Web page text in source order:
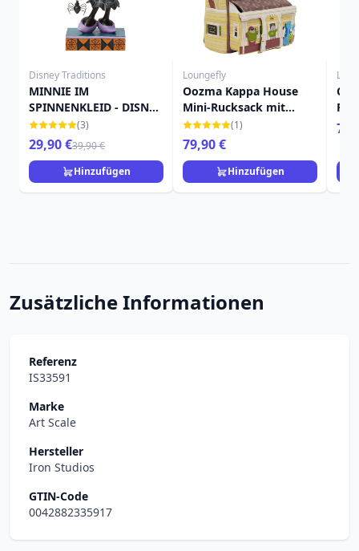
Disney Traditions
MINNIE IM
SPINNENKLEID - DISNEY
TRADITIONS
(3)
29,90 €39,90 €
Hinzufügen
Loungefly
Oozma Kappa House
Mini-Rucksack mit
Figuren – Disney-Pixar
Loungefly Monsters
University
(1)
79,90 €
Hinzufügen
Zusätzliche Informationen
Referenz
IS33591
Marke
Art Scale
Hersteller
Iron Studios
GTIN-Code
0042882335917